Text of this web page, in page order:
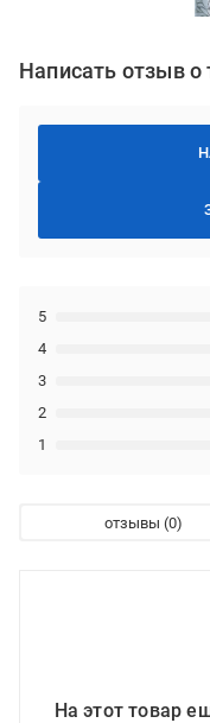
Написать отзыв о
1
2
3
4
5
отзывы
На этот товар